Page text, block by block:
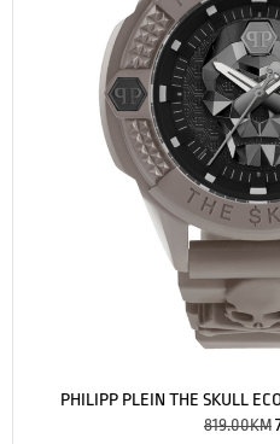
PHILIPP PLEIN THE SKULL
819.00KM